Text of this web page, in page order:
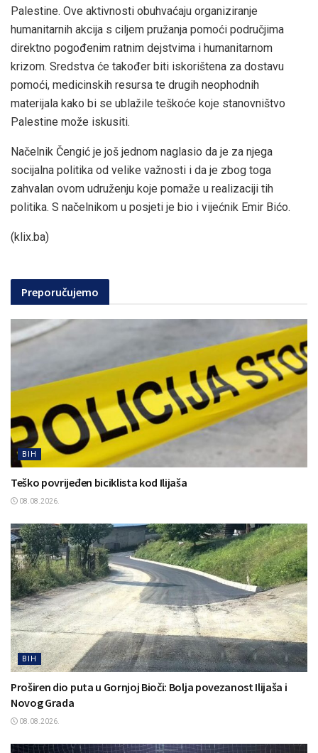
Palestine. Ove aktivnosti obuhvaćaju organiziranje
humanitarnih akcija s ciljem pružanja pomoći područjima
direktno pogođenim ratnim dejstvima i humanitarnom
krizom. Sredstva će također biti iskorištena za dostavu
pomoći, medicinskih resursa te drugih neophodnih
materijala kako bi se ublažile teškoće koje stanovništvo
Palestine može iskusiti.
Načelnik Čengić je još jednom naglasio da je za njega
socijalna politika od velike važnosti i da je zbog toga
zahvalan ovom udruženju koje pomaže u realizaciji tih
politika. S načelnikom u posjeti je bio i vijećnik Emir Bićo.
(klix.ba)
Preporučujemo
BIH
Teško povrijeđen biciklista kod Ilijaša
08.08.2026.
BIH
Proširen dio puta u Gornjoj Bioči: Bolja povezanost Ilijaša i
Novog Grada
08.08.2026.